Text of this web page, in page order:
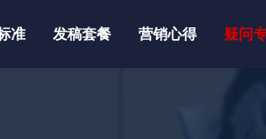
准 发稿套餐 营销心得 疑问